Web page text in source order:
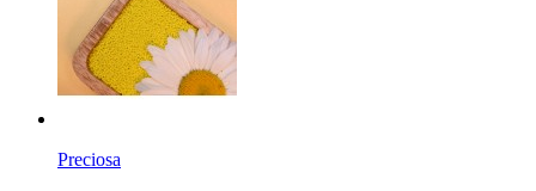
Preciosa